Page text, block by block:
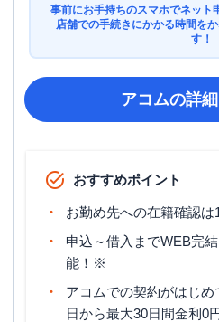
事前にお手持ちのスマホでネット
店舗での手続きにかかる時間を
す！
アコムの詳
おすすめポイント
お勤め先への在籍確認は
申込～借入までWEB完
能！※
アコムでの契約がはじ
日から最大30日間金利0